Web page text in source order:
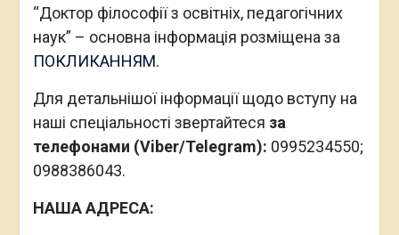
“Доктор філософії з освітніх, педагогічних
наук” – основна інформація розміщена за
ПОКЛИКАННЯМ.
Для детальнішої інформації щодо вступу на
наші спеціальності звертайтеся за
телефонами (Viber/Telegram): 0995234550;
0988386043.
НАША АДРЕСА: